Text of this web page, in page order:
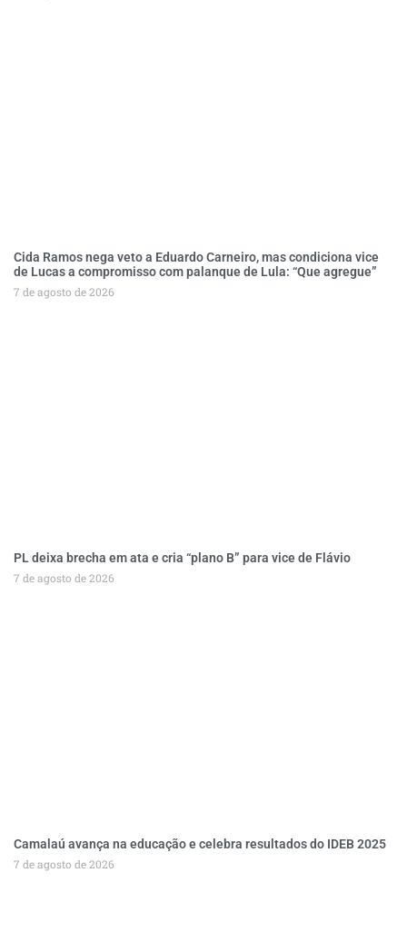
Cida Ramos nega veto a Eduardo Carneiro, mas condiciona vice
de Lucas a compromisso com palanque de Lula: “Que agregue”
7 de agosto de 2026
PL deixa brecha em ata e cria “plano B” para vice de Flávio
7 de agosto de 2026
Camalaú avança na educação e celebra resultados do IDEB 2025
7 de agosto de 2026